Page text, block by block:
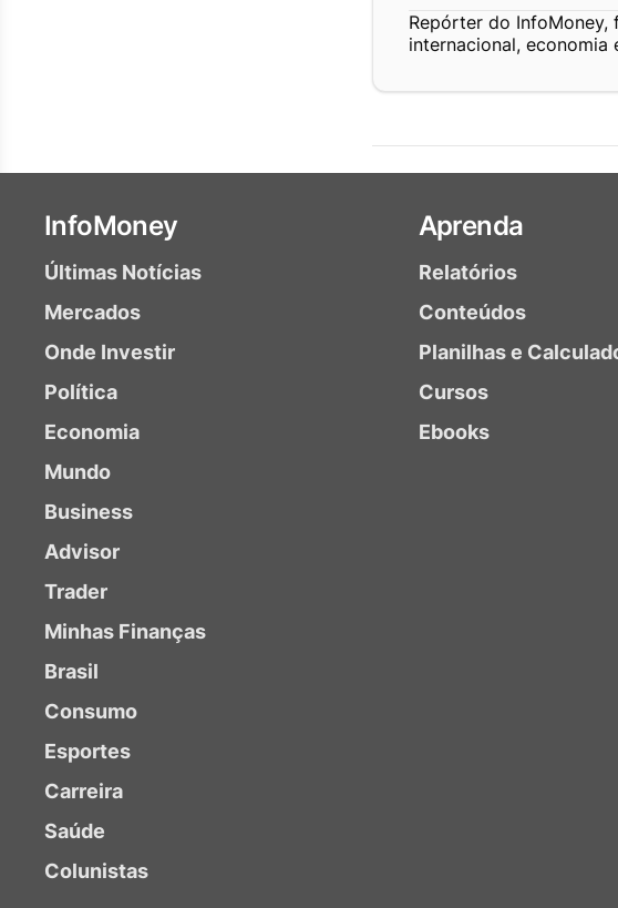
Repórter do
internacional, economia
InfoMoney
Últimas Notícias
Mercados
Onde Investir
Política
Economia
Mundo
Business
Advisor
Trader
Minhas Finanças
Brasil
Consumo
Esportes
Carreira
Saúde
Colunistas
Aprenda
Relatórios
Conteúdos
Planilhas e
Cursos
Ebooks